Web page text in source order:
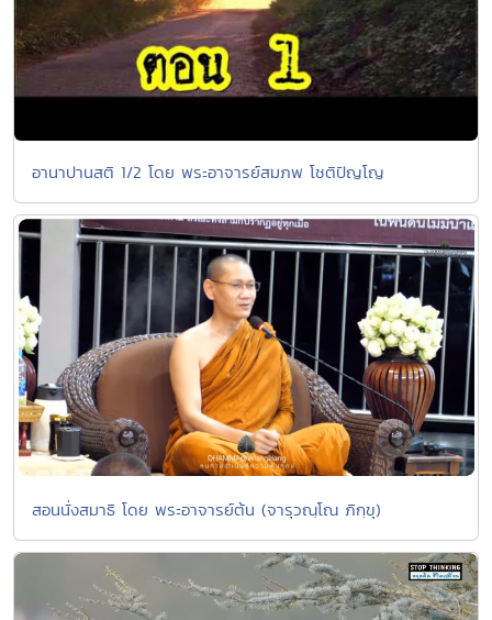
อานาปานสติ 1/2 โดย พระอาจารย์สมภพ โชติปัญโญ
สอนนั่งสมาธิ โดย พระอาจารย์ต้น (จารุวณฺโณ ภิกฺขุ)